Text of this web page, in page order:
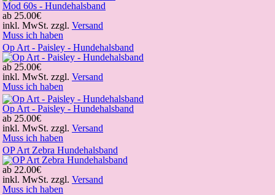
Mod 60s - Hundehalsband
ab 25.00€
inkl. MwSt. zzgl. Versand
Muss ich haben
Op Art - Paisley - Hundehalsband
ab 25.00€
inkl. MwSt. zzgl. Versand
Muss ich haben
Op Art - Paisley - Hundehalsband
ab 25.00€
inkl. MwSt. zzgl. Versand
Muss ich haben
OP Art Zebra Hundehalsband
ab 22.00€
inkl. MwSt. zzgl. Versand
Muss ich haben